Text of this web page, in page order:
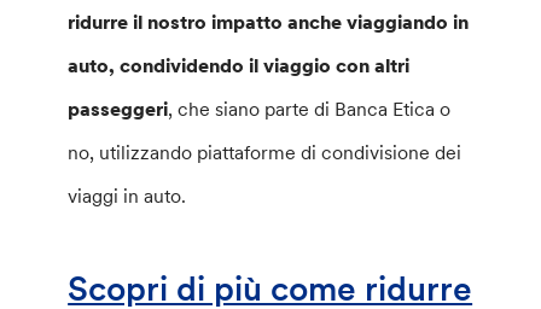
ridurre il nostro impatto anche viaggiando in
auto, condividendo il viaggio con altri
passeggeri, che siano parte di Banca Etica o
no, utilizzando piattaforme di condivisione dei
viaggi in auto.
Scopri di più come ridurre